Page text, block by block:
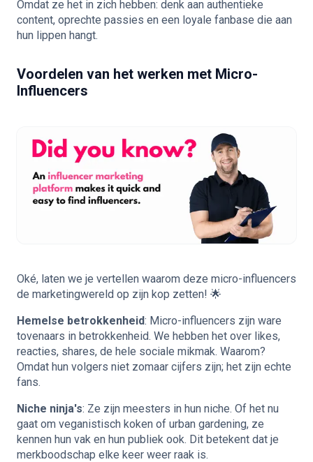
Omdat ze het in zich hebben: denk aan authentieke
content, oprechte passies en een loyale fanbase die aan
hun lippen hangt.
Voordelen van het werken met Micro-
Influencers
Oké, laten we je vertellen waarom deze micro-influencers
de marketingwereld op zijn kop zetten! 🌟
Hemelse betrokkenheid: Micro-influencers zijn ware
tovenaars in betrokkenheid. We hebben het over likes,
reacties, shares, de hele sociale mikmak. Waarom?
Omdat hun volgers niet zomaar cijfers zijn; het zijn echte
fans.
Niche ninja's: Ze zijn meesters in hun niche. Of het nu
gaat om veganistisch koken of urban gardening, ze
kennen hun vak en hun publiek ook. Dit betekent dat je
merkboodschap elke keer weer raak is.